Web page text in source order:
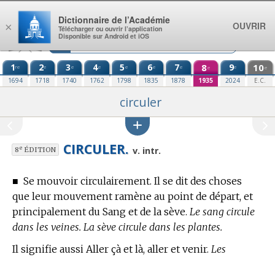
Aller au contenu
1re
1694
2e
1718
3e
1740
4e
1762
5e
1798
6e
1835
7e
1878
8e
1935
9e
2024
10e
E.C.
circuler
8eÉDITION CIRCULER. v. intr.
■ Se mouvoir circulairement. Il se dit des choses
que leur mouvement ramène au point de départ, et
principalement du Sang et de la sève. Le sang circule
dans les veines. La sève circule dans les plantes.
Il signifie aussi Aller çà et là, aller et venir. Les
×
Dictionnaire de l’Académie
Télécharger ou ouvrir l’application
Disponible sur Android et iOS
OUVRIR